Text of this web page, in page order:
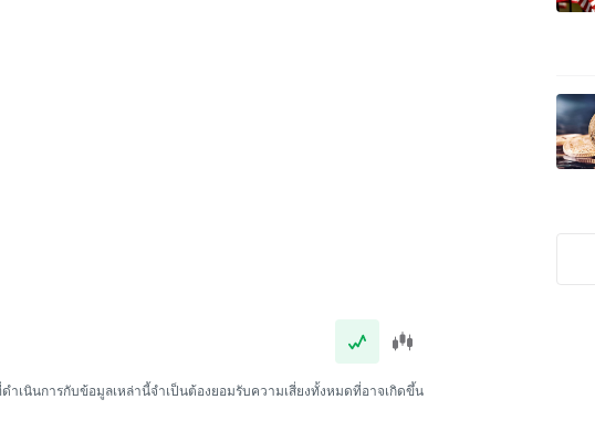
เนินการกับข้อมูลเหล่านี้จำเป็นต้องยอมรับความเสี่ยงทั้งหมดที่อาจเกิดขึ้น